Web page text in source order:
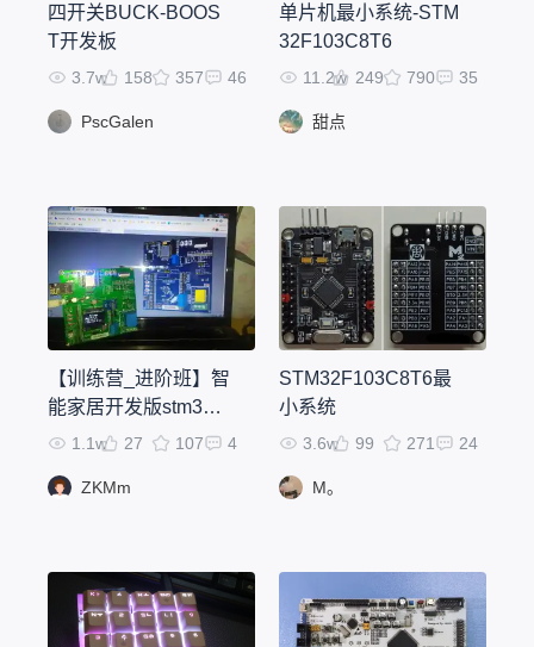
支持添
四开关BUCK-BOOS
T开发板
3.7w 158 357 46
PscGalen
单片机最小系统-STM
32F103C8T6
11.2w 249 790 35
甜点
【训练营_进阶班】智
能家居开发版stm32+
esp8266
1.1w 27 107 4
ZKMm
STM32F103C8T6最
小系统
3.6w 99 271 24
M。